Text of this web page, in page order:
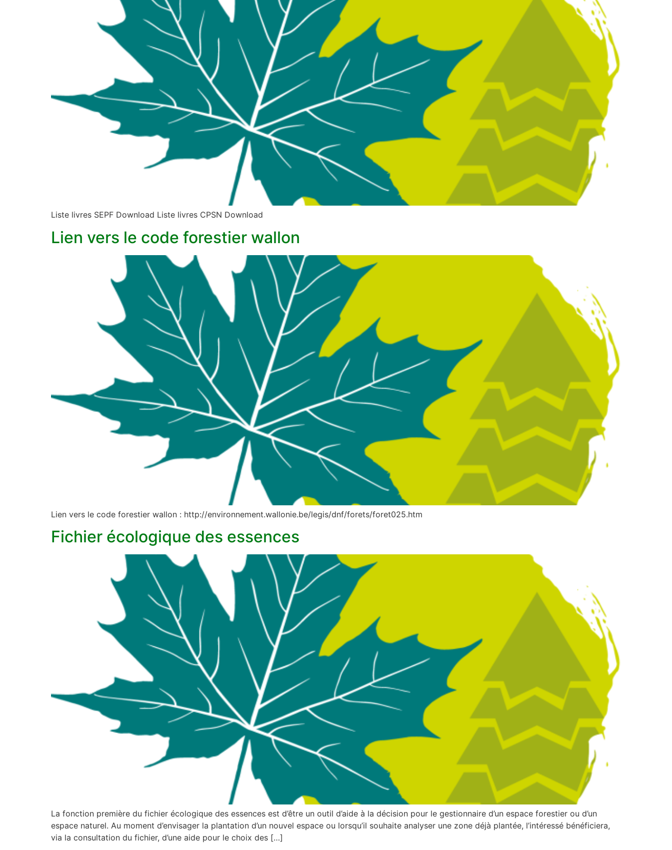
Liste livres SEPF Download Liste livres CPSN Download
Lien vers le code forestier wallon
Lien vers le code forestier wallon : http://environnement.wallonie.be/legis/dnf/forets/foret025.htm
Fichier écologique des essences
La fonction première du fichier écologique des essences est d’être un outil d’aide à la décision pour le gestionnaire d’un espace forestier ou d’un
espace naturel. Au moment d’envisager la plantation d’un nouvel espace ou lorsqu’il souhaite analyser une zone déjà plantée, l’intéressé bénéficiera,
via la consultation du fichier, d’une aide pour le choix des […]